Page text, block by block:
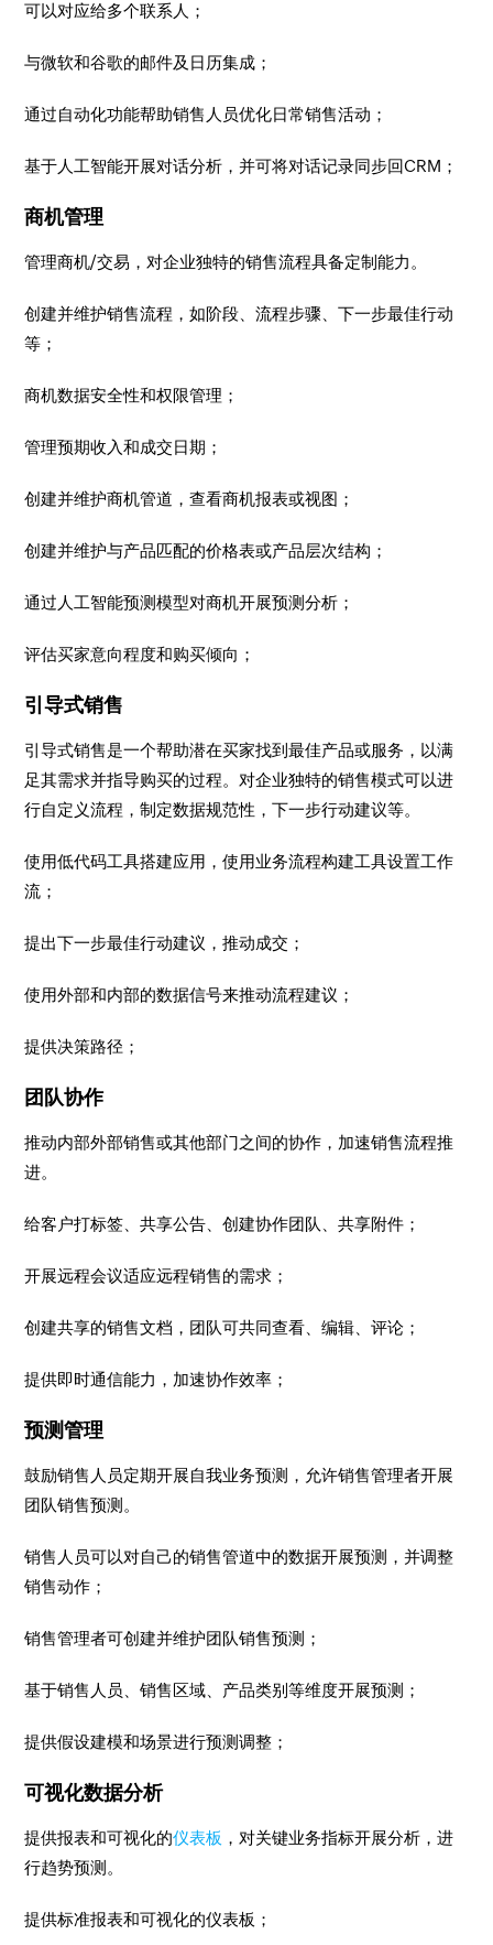
可以对应给多个联系人；
与微软和谷歌的邮件及日历集成；
通过自动化功能帮助销售人员优化日常销售活动；
基于人工智能开展对话分析，并可将对话记录同步回CRM；
商机管理
管理商机/交易，对企业独特的销售流程具备定制能力。
创建并维护销售流程，如阶段、流程步骤、下一步最佳行动
等；
商机数据安全性和权限管理；
管理预期收入和成交日期；
创建并维护商机管道，查看商机报表或视图；
创建并维护与产品匹配的价格表或产品层次结构；
通过人工智能预测模型对商机开展预测分析；
评估买家意向程度和购买倾向；
引导式销售
引导式销售是一个帮助潜在买家找到最佳产品或服务，以满
足其需求并指导购买的过程。对企业独特的销售模式可以进
行自定义流程，制定数据规范性，下一步行动建议等。
使用低代码工具搭建应用，使用业务流程构建工具设置工作
流；
提出下一步最佳行动建议，推动成交；
使用外部和内部的数据信号来推动流程建议；
提供决策路径；
团队协作
推动内部外部销售或其他部门之间的协作，加速销售流程推
进。
给客户打标签、共享公告、创建协作团队、共享附件；
开展远程会议适应远程销售的需求；
创建共享的销售文档，团队可共同查看、编辑、评论；
提供即时通信能力，加速协作效率；
预测管理
鼓励销售人员定期开展自我业务预测，允许销售管理者开展
团队销售预测。
销售人员可以对自己的销售管道中的数据开展预测，并调整
销售动作；
销售管理者可创建并维护团队销售预测；
基于销售人员、销售区域、产品类别等维度开展预测；
提供假设建模和场景进行预测调整；
可视化数据分析
提供报表和可视化的仪表板 ，对关键业务指标开展分析，进
行趋势预测。
提供标准报表和可视化的仪表板；